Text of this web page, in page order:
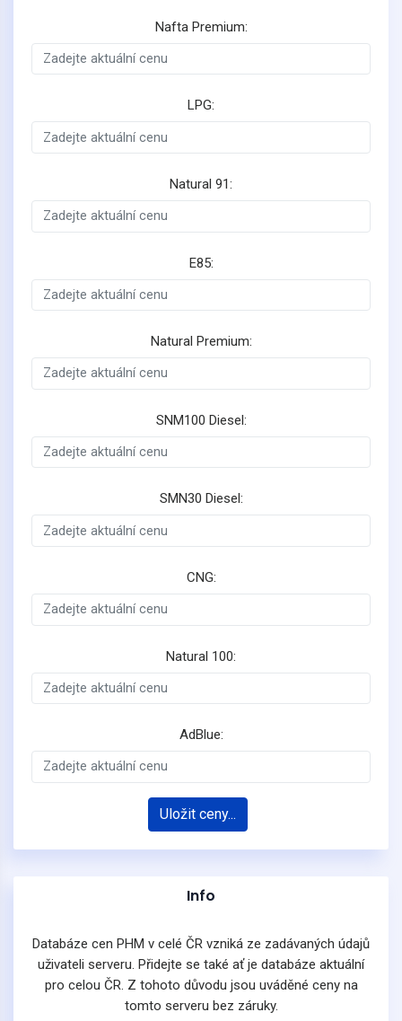
Nafta Premium:
LPG:
Natural 91:
E85:
Natural Premium:
SNM100 Diesel:
SMN30 Diesel:
CNG:
Natural 100:
AdBlue:
Uložit ceny...
Info
Databáze cen PHM v celé ČR vzniká ze zadávaných údajů
uživateli serveru. Přidejte se také ať je databáze aktuální
pro celou ČR. Z tohoto důvodu jsou uváděné ceny na
tomto serveru bez záruky.